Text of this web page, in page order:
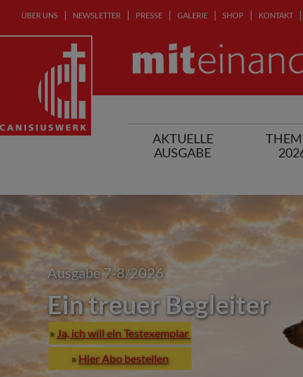
ÜBER UNS NEWSLETTER PRESSE GALERIE SHOP KONTAKT
AKTUELLE
AUSGABE
Ausgabe 7-8/2026
Ein treuer Begleiter
» Ja, ich will ein Testexemplar
» Hier Abo bestellen